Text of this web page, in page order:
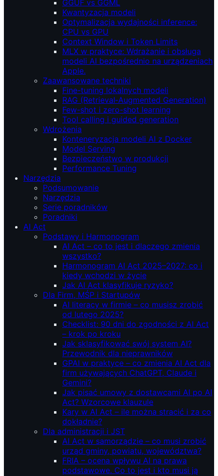
GGUF vs GGML
Kwantyzacja modeli
Optymalizacja wydajności inference:
CPU vs GPU
Context Window i Token Limits
MLX w praktyce: Wdrażanie i obsługa
modeli AI bezpośrednio na urządzeniach
Apple.
Zaawansowane techniki
Fine-tuning lokalnych modeli
RAG (Retrieval‑Augmented Generation)
Few-shot i zero-shot learning
Tool calling i guided generation
Wdrożenia
Konteneryzacja modeli AI z Docker
Model Serving
Bezpieczeństwo w produkcji
Performance Tuning
Narzędzia
Podsumowanie
Narzędzia
Serie poradników
Poradniki
AI Act
Podstawy i Harmonogram
AI Act – co to jest i dlaczego zmienia
wszystko?
Harmonogram AI Act 2025–2027: co i
kiedy wchodzi w życie
Jak AI Act klasyfikuje ryzyko?
Dla Firm, MŚP i Startupów
AI literacy w firmie – co musisz zrobić
od lutego 2025?
Checklist: 90 dni do zgodności z AI Act
– krok po kroku
Jak sklasyfikować swój system AI?
Przewodnik dla nieprawników
GPAI w praktyce – co zmienia AI Act dla
firm używających ChatGPT, Claude i
Gemini?
Jak pisać umowy z dostawcami AI po AI
Act? Wzorcowe klauzule
Kary w AI Act – ile można stracić i za co
dokładnie?
Dla administracji i JST
AI Act w samorządzie – co musi zrobić
urząd gminy, powiatu, województwa?
FRIA – ocena wpływu AI na prawa
podstawowe. Co to jest i kto musi ją